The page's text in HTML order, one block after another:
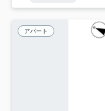
アパート